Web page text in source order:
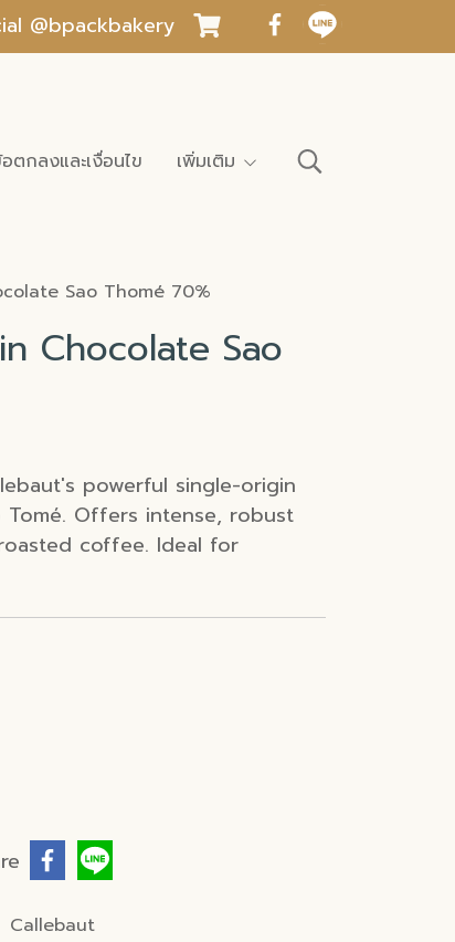
@bpackbakery
ตกลงและเงื่อนไข เพิ่มเติม
Sao Thomé 70%
Chocolate Sao
powerful single-origin
Offers intense, robust
coffee. Ideal for
Callebaut